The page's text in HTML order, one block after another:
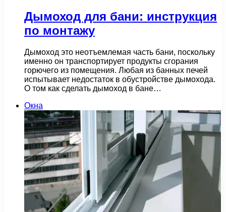
Дымоход для бани: инструкция
по монтажу
Дымоход это неотъемлемая часть бани, поскольку
именно он транспортирует продукты сгорания
горючего из помещения. Любая из банных печей
испытывает недостаток в обустройстве дымохода.
О том как сделать дымоход в бане…
Окна